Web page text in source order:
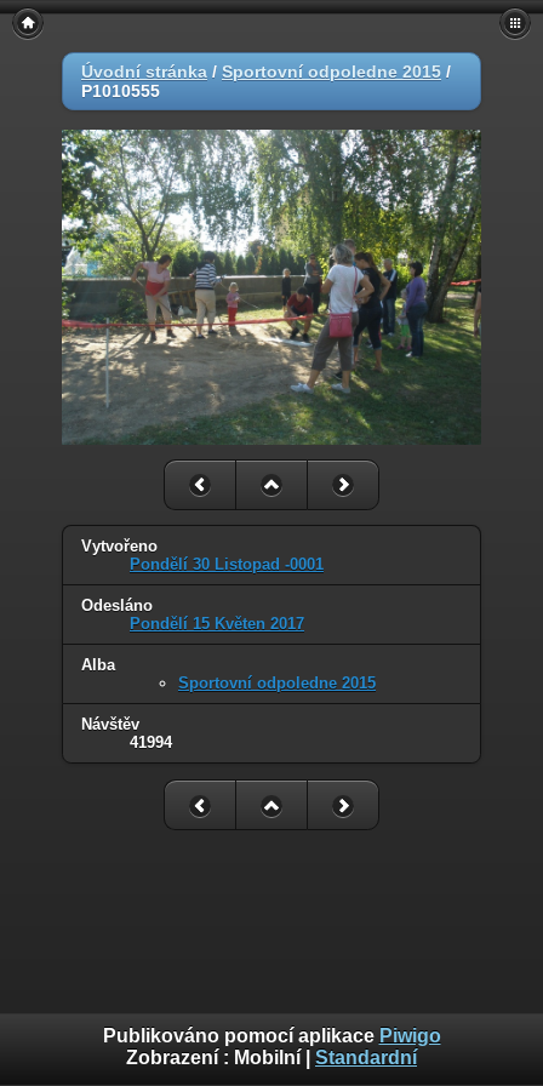
Úvodní stránka / Sportovní odpoledne 2015 /
P1010555
Vytvořeno
Pondělí 30 Listopad -0001
Odesláno
Pondělí 15 Květen 2017
Alba
Sportovní odpoledne 2015
Návštěv
41994
Publikováno pomocí aplikace Piwigo
Zobrazení : Mobilní Standardní